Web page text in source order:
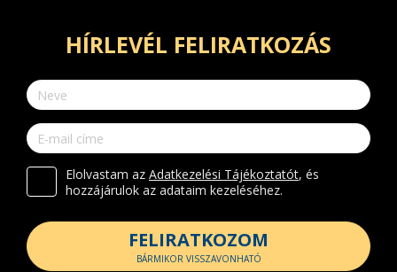
HÍRLEVÉL FELIRATKOZÁS
Elolvastam az Adatkezelési Tájékoztatót, és
hozzájárulok az adataim kezeléséhez.
FELIRATKOZOM
BÁRMIKOR VISSZAVONHATÓ